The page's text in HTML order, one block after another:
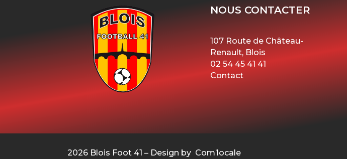
NOUS CONTACTER
107 Route de Château-
Renault, Blois
02 54 45 41 41
Contact
2026 Blois Foot 41 – Design by Com’locale